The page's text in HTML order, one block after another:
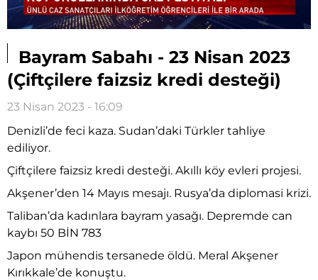
Bayram Sabahı - 23 Nisan 2023
(Çiftçilere faizsiz kredi desteği)
23 Nisan 2023 - 16:09
Denizli’de feci kaza. Sudan’daki Türkler tahliye
ediliyor.
Çiftçilere faizsiz kredi desteği. Akıllı köy evleri projesi.
Akşener’den 14 Mayıs mesajı. Rusya’da diplomasi krizi.
Taliban’da kadınlara bayram yasağı. Depremde can
kaybı 50 BİN 783
Japon mühendis tersanede öldü. Meral Akşener
Kırıkkale’de konuştu.